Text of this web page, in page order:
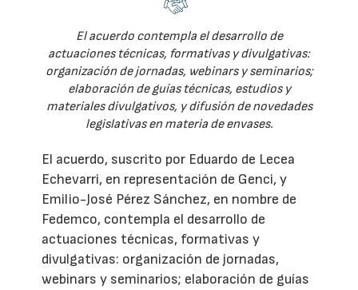
El acuerdo contempla el desarrollo de
actuaciones técnicas, formativas y divulgativas:
organización de jornadas, webinars y seminarios;
elaboración de guías técnicas, estudios y
materiales divulgativos, y difusión de novedades
legislativas en materia de envases.
El acuerdo, suscrito por Eduardo de Lecea
Echevarri, en representación de Genci, y
Emilio-José Pérez Sánchez, en nombre de
Fedemco, contempla el desarrollo de
actuaciones técnicas, formativas y
divulgativas: organización de jornadas,
webinars y seminarios; elaboración de guías